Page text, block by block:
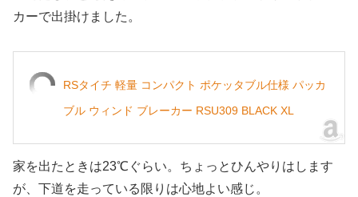
カーで出掛けました。
RSタイチ 軽量 コンパクト ポケッタブル仕様 パッカ
ブル ウィンド ブレーカー RSU309 BLACK XL
家を出たときは23℃ぐらい。ちょっとひんやりはします
が、下道を走っている限りは心地よい感じ。